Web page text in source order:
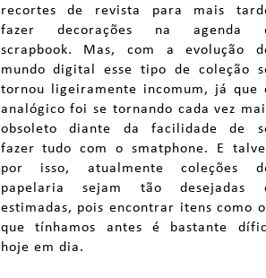
recortes de revista para mais
fazer decorações na agenda
scrapbook. Mas, com a evolução
mundo digital esse tipo de coleção
tornou ligeiramente incomum, já que
analógico foi se tornando cada vez
obsoleto diante da facilidade de
fazer tudo com o smatphone. E
por isso, atualmente coleções
papelaria sejam tão desejadas
estimadas, pois encontrar itens como
que tínhamos antes é bastante
hoje em dia.